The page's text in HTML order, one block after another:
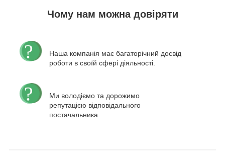
Чому нам можна довіряти
Наша компанія має багаторічний досвід
роботи в своїй сфері діяльності.
Ми володіємо та дорожимо
репутацією відповідального
постачальника.